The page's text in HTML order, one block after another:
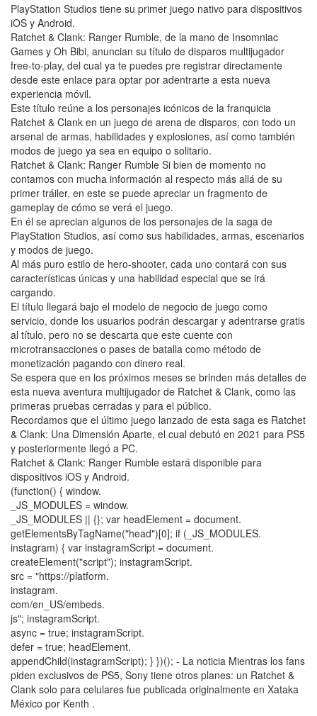
PlayStation Studios tiene su primer juego nativo para dispositivos
iOS y Android.
Ratchet & Clank: Ranger Rumble, de la mano de Insomniac
Games y Oh Bibi, anuncian su título de disparos multijugador
free-to-play, del cual ya te puedes pre registrar directamente
desde este enlace para optar por adentrarte a esta nueva
experiencia móvil.
Este título reúne a los personajes icónicos de la franquicia
Ratchet & Clank en un juego de arena de disparos, con todo un
arsenal de armas, habilidades y explosiones, así como también
modos de juego ya sea en equipo o solitario.
Ratchet & Clank: Ranger Rumble Si bien de momento no
contamos con mucha información al respecto más allá de su
primer tráiler, en este se puede apreciar un fragmento de
gameplay de cómo se verá el juego.
En él se aprecian algunos de los personajes de la saga de
PlayStation Studios, así como sus habilidades, armas, escenarios
y modos de juego.
Al más puro estilo de hero-shooter, cada uno contará con sus
características únicas y una habilidad especial que se irá
cargando.
El título llegará bajo el modelo de negocio de juego como
servicio, donde los usuarios podrán descargar y adentrarse gratis
al título, pero no se descarta que este cuente con
microtransacciones o pases de batalla como método de
monetización pagando con dinero real.
Se espera que en los próximos meses se brinden más detalles de
esta nueva aventura multijugador de Ratchet & Clank, como las
primeras pruebas cerradas y para el público.
Recordamos que el último juego lanzado de esta saga es Ratchet
& Clank: Una Dimensión Aparte, el cual debutó en 2021 para PS5
y posteriormente llegó a PC.
Ratchet & Clank: Ranger Rumble estará disponible para
dispositivos iOS y Android.
(function() { window.
_JS_MODULES = window.
_JS_MODULES || {}; var headElement = document.
getElementsByTagName("head")[0]; if (_JS_MODULES.
instagram) { var instagramScript = document.
createElement("script"); instagramScript.
src = "https://platform.
instagram.
com/en_US/embeds.
js"; instagramScript.
async = true; instagramScript.
defer = true; headElement.
appendChild(instagramScript); } })(); - La noticia Mientras los fans
piden exclusivos de PS5, Sony tiene otros planes: un Ratchet &
Clank solo para celulares fue publicada originalmente en Xataka
México por Kenth .